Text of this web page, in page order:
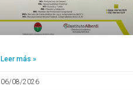
Leer más »
06/08/2026